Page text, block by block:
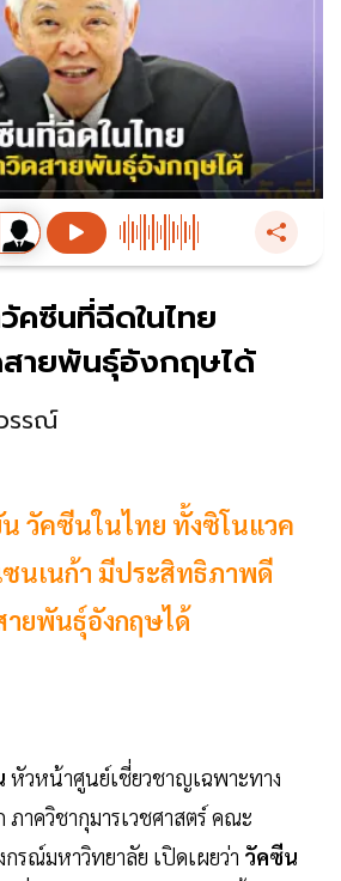
คซีนที่ฉีดในไทย
ายพันธุ์อังกฤษได้
รรณ์
วัคซีนในไทย ทั้งซิโนแวค
ซนเนก้า มีประสิทธิภาพดี
ายพันธุ์อังกฤษได้
หัวหน้าศูนย์เชี่ยวชาญเฉพาะทาง
ภาควิชากุมารเวชศาสตร์ คณะ
รณ์มหาวิทยาลัย เปิดเผยว่า วัคซีน